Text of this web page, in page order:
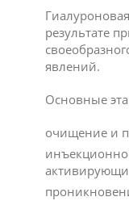
результате
явлений.
Основные
очищение и